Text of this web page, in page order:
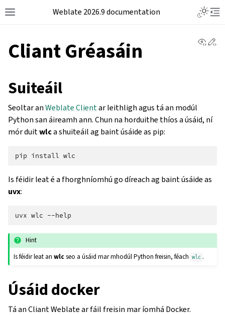
Weblate 2026.9 documentation
Cliant Gréasáin
Suiteáil
Seoltar anWeblate Clientar leithligh agus tá an modúl
Python san áireamh ann. Chun na horduithe thíos a úsáid, ní
mór duitwlca shuiteáil ag baint úsáide as pip:
pip install
Is féidir leat é a fhorghníomhú go díreach ag baint úsáide as
uvx:
uvx wlc
Hint
Is féidir leat anwlc seo a úsáid mar mhodúl Python freisin, féach wlc .
Úsáid docker
Tá an Cliant Weblate ar fáil freisin mar íomhá Docker.